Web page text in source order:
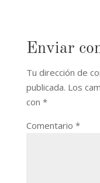
Enviar
Tu dirección de
publicada. Los
con *
Comentario *